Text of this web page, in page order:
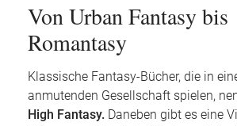
Von Urban Fantasy bis
Romantasy
Klassische Fantasy-Bücher, die in
anmutenden Gesellschaft spielen,
High Fantasy. Daneben gibt es eine